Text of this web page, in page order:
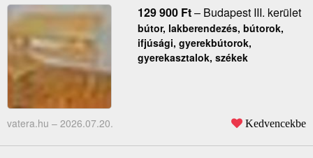
129 900 Ft– Budapest III. kerület
bútor, lakberendezés, bútorok,
ifjúsági, gyerekbútorok,
gyerekasztalok, székek
vatera.hu – 2026.07.20. Kedvencekbe